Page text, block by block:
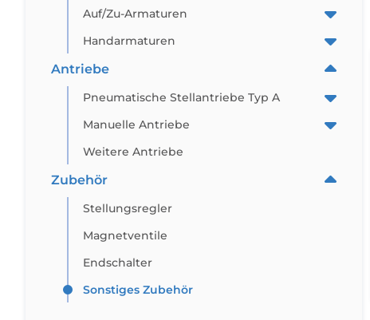
Auf/Zu-Armaturen
Handarmaturen
Antriebe
Pneumatische Stellantriebe Typ A
Manuelle Antriebe
Weitere Antriebe
Zubehör
Stellungsregler
Magnetventile
Endschalter
Sonstiges Zubehör